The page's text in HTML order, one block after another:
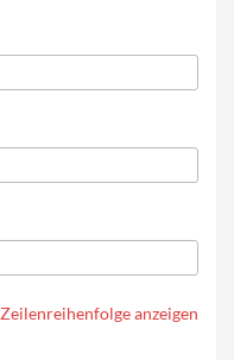
Zeilenreihenfolge anzeigen